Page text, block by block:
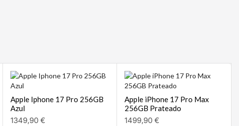
Apple Iphone 17 Pro 256GB
Azul
1349,90 €
Apple iPhone 17 Pro Max
256GB Prateado
1499,90€